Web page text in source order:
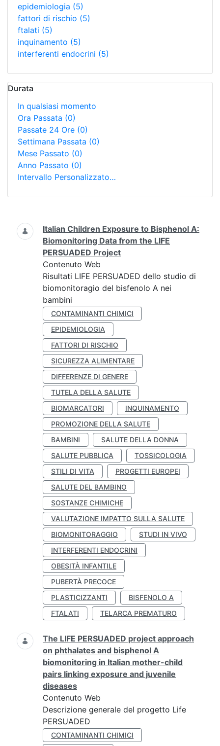
epidemiologia (5)
fattori di rischio (5)
ftalati (5)
inquinamento (5)
interferenti endocrini (5)
Durata
In qualsiasi momento
Ora Passata (0)
Passate 24 Ore (0)
Settimana Passata (0)
Mese Passato (0)
Anno Passato (0)
Intervallo Personalizzato…
Ricerca
Italian Children Exposure to Bisphenol A:
Biomonitoring Data from the LIFE
PERSUADED Project
Contenuto Web
Risultati LIFE PERSUADED dello studio di
biomonitoragio del bisfenolo A nei
bambini
CONTAMINANTI CHIMICI
EPIDEMIOLOGIA
FATTORI DI RISCHIO
SICUREZZA ALIMENTARE
DIFFERENZE DI GENERE
TUTELA DELLA SALUTE
BIOMARCATORI
INQUINAMENTO
PROMOZIONE DELLA SALUTE
BAMBINI
SALUTE DELLA DONNA
SALUTE PUBBLICA
TOSSICOLOGIA
STILI DI VITA
PROGETTI EUROPEI
SALUTE DEL BAMBINO
SOSTANZE CHIMICHE
VALUTAZIONE IMPATTO SULLA SALUTE
BIOMONITORAGGIO
STUDI IN VIVO
INTERFERENTI ENDOCRINI
OBESITÀ INFANTILE
PUBERTÀ PRECOCE
PLASTICIZZANTI
BISFENOLO A
FTALATI
TELARCA PREMATURO
The LIFE PERSUADED project approach
on phthalates and bisphenol A
biomonitoring in Italian mother-child
pairs linking exposure and juvenile
diseases
Contenuto Web
Descrizione generale del progetto Life
PERSUADED
CONTAMINANTI CHIMICI